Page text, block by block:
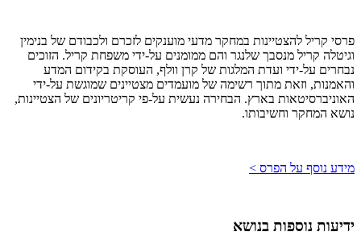
פרסי קריל להצטיינות במחקר מדעי מוענקים לזכרם ולכבודם של בנימין
וגיטלה קריל מנסבך שלנגר והם ממומנים על-ידי משפחת קריל. הזוכים
נבחרים על-ידי ועדת המלגות של קרן וולף, העוסקת בקידום המדע
והאמנות, וזאת מתוך רשימה של מועמדים מצטיינים שמוגשת על-ידי
האוניברסיטאות בארץ. הבחירה נעשית על-פי קריטריונים של הצטיינות,
נושא המחקר וחשיבותו.
מידע נוסף על הפרס >
ידיעות נוספות בנושא